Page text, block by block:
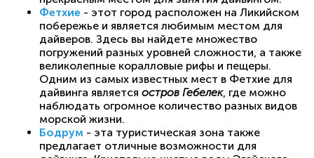
Фетхие - этот город расположен на Ликийском
побережье и является любимым местом для
дайверов. Здесь вы найдете множество
погружений разных уровней сложности, а также
великолепные коралловые рифы и пещеры.
Одним из самых известных мест в Фетхие для
дайвинга является остров Гебелек, где можно
наблюдать огромное количество разных видов
морской жизни.
Бодрум - эта туристическая зона также
предлагает отличные возможности для